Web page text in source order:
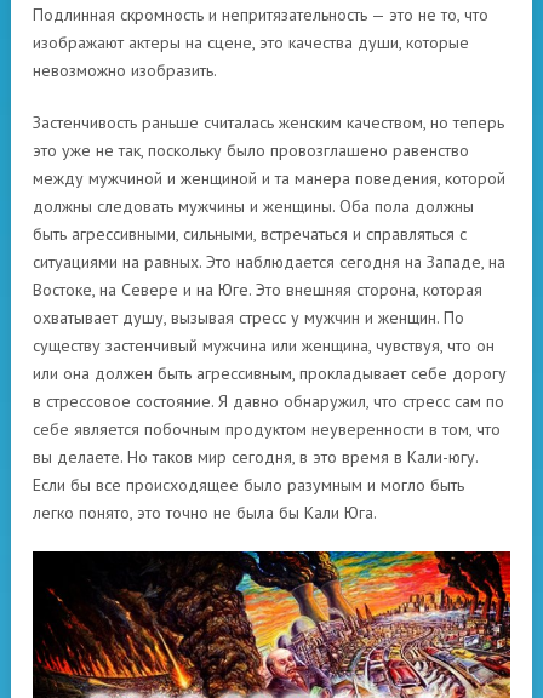
Подлинная скромность и непритязательность — это не то, что
изображают актеры на сцене, это качества души, которые
невозможно изобразить.
Застенчивость раньше считалась женским качеством, но теперь
это уже не так, поскольку было провозглашено равенство
между мужчиной и женщиной и та манера поведения, которой
должны следовать мужчины и женщины. Оба пола должны
быть агрессивными, сильными, встречаться и справляться с
ситуациями на равных. Это наблюдается сегодня на Западе, на
Востоке, на Севере и на Юге. Это внешняя сторона, которая
охватывает душу, вызывая стресс у мужчин и женщин. По
существу застенчивый мужчина или женщина, чувствуя, что он
или она должен быть агрессивным, прокладывает себе дорогу
в стрессовое состояние. Я давно обнаружил, что стресс сам по
себе является побочным продуктом неуверенности в том, что
вы делаете. Но таков мир сегодня, в это время в Кали-югу.
Если бы все происходящее было разумным и могло быть
легко понято, это точно не была бы Кали Юга.